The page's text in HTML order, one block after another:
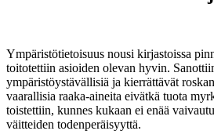
Ympäristötietoisuus nousi kirjastoissa
toitotettiin asioiden olevan hyvin.
ympäristöystävällisiä ja kierrättävät
vaarallisia raaka-aineita eivätkä tuota
toistettiin, kunnes kukaan ei enää
väitteiden todenperäisyyttä.